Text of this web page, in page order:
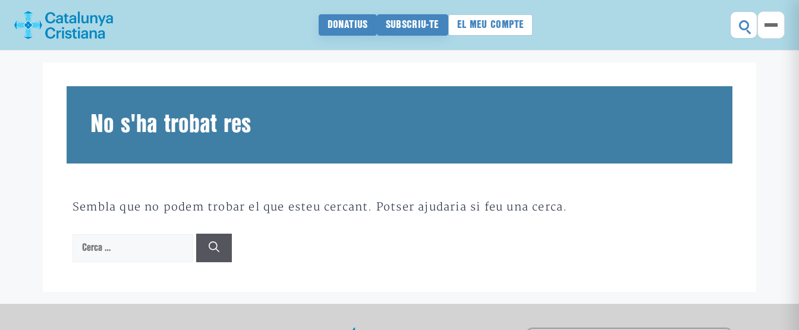
DONATIUS SUBSCRIU-TE EL MEU COMPTE
No s'ha trobat res
Sembla que no podem trobar el que esteu cercant. Potser ajudaria si feu una cerca.
Cerca: